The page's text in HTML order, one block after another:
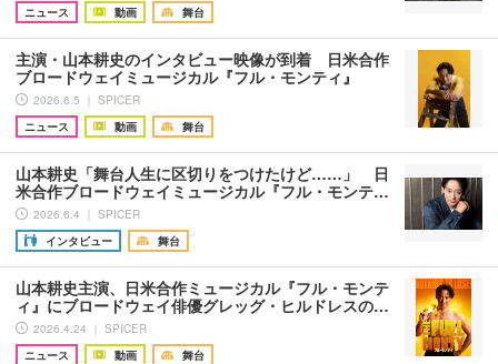
ニュース
動画 舞台
主演・山本耕史のインタビュー映像が到着 日米合作
ブロードウェイミュージカル『フル・モンティ』
2026.6.5 ｜ SPICER
ニュース
動画 舞台
山本耕史「舞台人生に区切りをつけたけど……」 日
米合作ブロードウェイミュージカル『フル・モンテ…
2026.6.4 ｜ SPICER
インタビュー
舞台
山本耕史主演、日米合作ミュージカル『フル・モンテ
ィ』にブロードウェイ俳優グレッグ・ヒルドレスの…
2026.4.24 ｜ SPICER
ニュース
動画 舞台